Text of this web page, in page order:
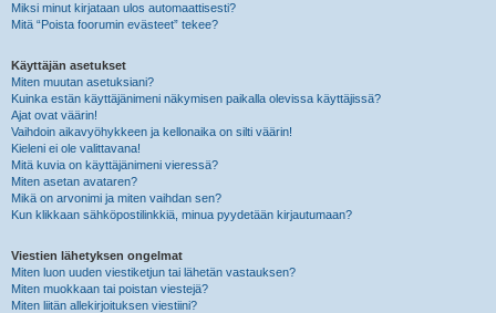
Miksi minut kirjataan ulos automaattisesti?
Mitä “Poista foorumin evästeet” tekee?
Käyttäjän asetukset
Miten muutan asetuksiani?
Kuinka estän käyttäjänimeni näkymisen paikalla olevissa käyttäjissä?
Ajat ovat väärin!
Vaihdoin aikavyöhykkeen ja kellonaika on silti väärin!
Kieleni ei ole valittavana!
Mitä kuvia on käyttäjänimeni vieressä?
Miten asetan avataren?
Mikä on arvonimi ja miten vaihdan sen?
Kun klikkaan sähköpostilinkkiä, minua pyydetään kirjautumaan?
Viestien lähetyksen ongelmat
Miten luon uuden viestiketjun tai lähetän vastauksen?
Miten muokkaan tai poistan viestejä?
Miten liitän allekirjoituksen viestiini?